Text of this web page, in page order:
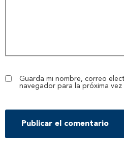
Guarda mi nombre, correo
navegador para la próxima vez